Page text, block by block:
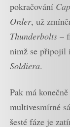
pokračování
Order, už
Thunderbolts –
nimž se připojil
Soldiera.
Pak má
multivesmírné
šesté fáze je